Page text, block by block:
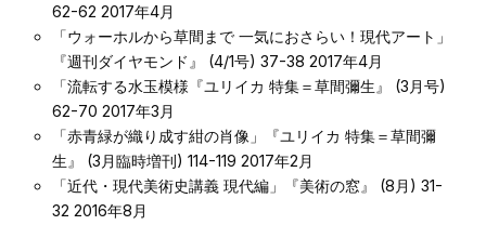
62-62 2017年4月
「ウォーホルから草間まで 一気におさらい！現代アート」
『週刊ダイヤモンド』 (4/1号) 37-38 2017年4月
「流転する水玉模様『ユリイカ 特集＝草間彌生』
(3月号)
62-70 2017年3月
「赤青緑が織り成す紺の肖像」
『ユリイカ 特集＝草間彌
生』 (3月臨時増刊) 114-119 2017年2月
「近代・現代美術史講義 現代編」
『美術の窓』 (8月) 31-
32 2016年8月